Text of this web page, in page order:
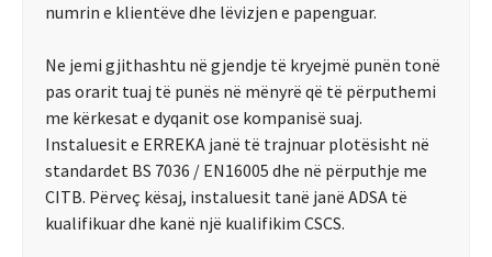
numrin e klientëve dhe lëvizjen e papenguar.
Ne jemi gjithashtu në gjendje të kryejmë punën tonë
pas orarit tuaj të punës në mënyrë që të përputhemi
me kërkesat e dyqanit ose kompanisë suaj.
Instaluesit e ERREKA janë të trajnuar plotësisht në
standardet BS 7036 / EN16005 dhe në përputhje me
CITB. Përveç kësaj, instaluesit tanë janë ADSA të
kualifikuar dhe kanë një kualifikim CSCS.